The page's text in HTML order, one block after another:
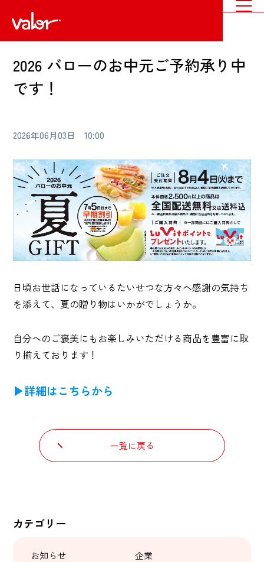
2026 バローのお中元ご予約承り中
です！
2026年06月03日 10:00
日頃お世話になっているたいせつな方々へ感謝の気持ち
を添えて、夏の贈り物はいかがでしょうか。
自分へのご褒美にもお楽しみいただける商品を豊富に取
り揃えております！
▶詳細はこちらから
一覧に戻る
カテゴリー
お知らせ
企業